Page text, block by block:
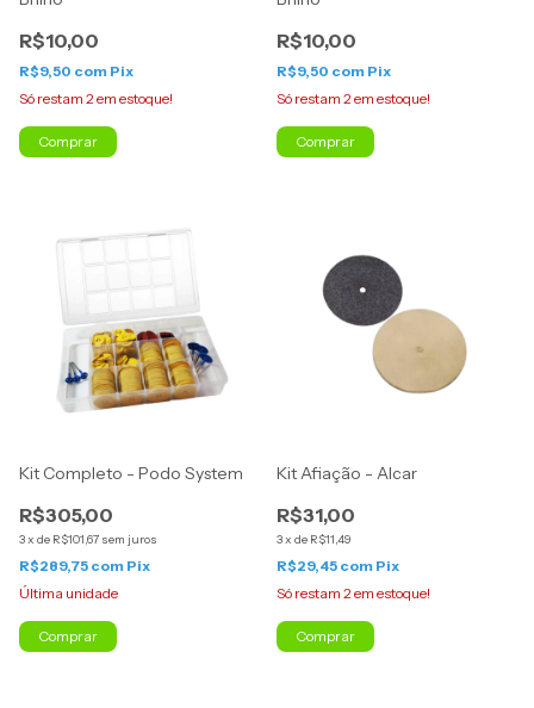
R$10,00
R$9,50 com Pix
Só restam 2em estoque!
R$10,00
R$9,50 com Pix
Só restam 2em estoque!
Kit Completo - Podo System
R$305,00
3x de R$101,67 sem juros
R$289,75 com Pix
Última unidade
Kit Afiação - Alcar
R$31,00
3x de R$11,49
R$29,45 com Pix
Só restam 2em estoque!